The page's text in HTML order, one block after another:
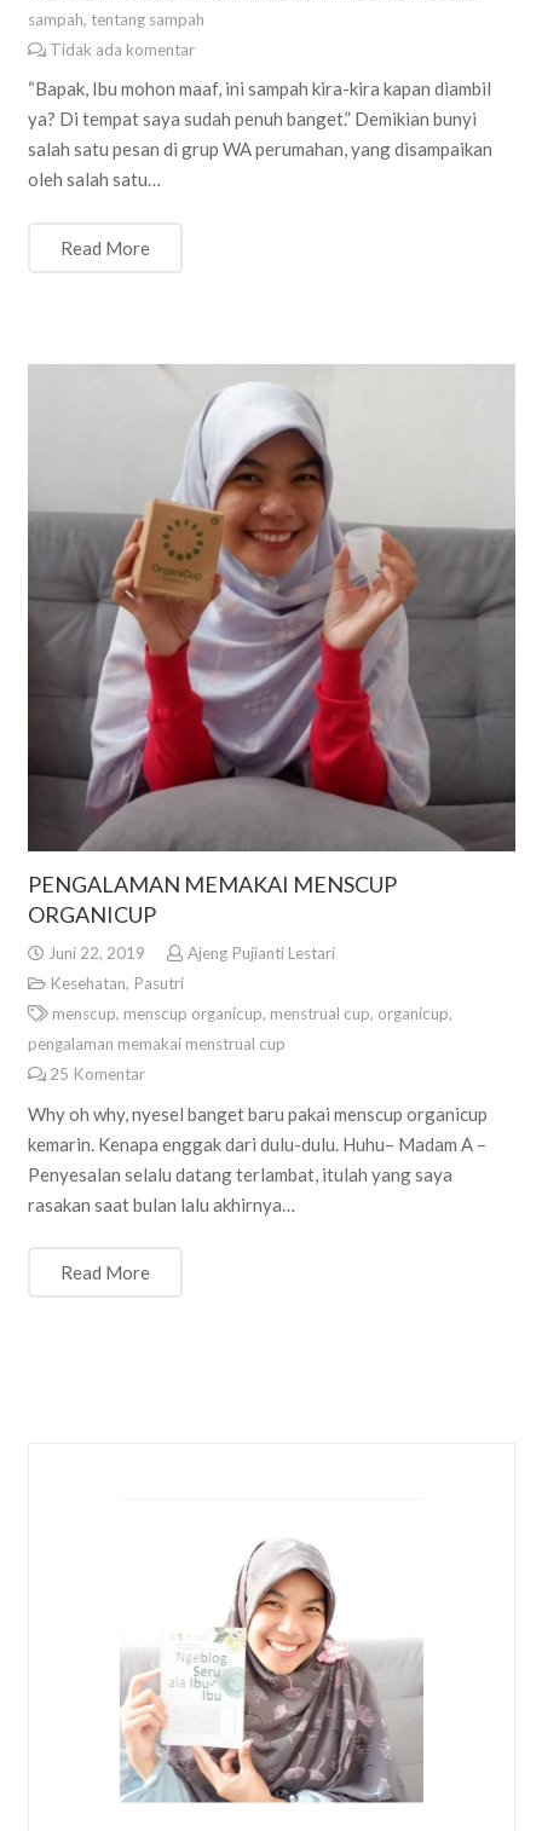
sampah, tentang sampah
Tidak ada komentar
“Bapak, Ibu mohon maaf, ini sampah kira-kira kapan diambil
ya? Di tempat saya sudah penuh banget.” Demikian bunyi
salah satu pesan di grup WA perumahan, yang disampaikan
oleh salah satu…
Read More
PENGALAMAN MEMAKAI MENSCUP
ORGANICUP
Juni 22, 2019
Ajeng Pujianti Lestari
Kesehatan, Pasutri
menscup, menscup organicup, menstrual cup, organicup,
pengalaman memakai menstrual cup
25 Komentar
Why oh why, nyesel banget baru pakai menscup organicup
kemarin. Kenapa enggak dari dulu-dulu. Huhu– Madam A –
Penyesalan selalu datang terlambat, itulah yang saya
rasakan saat bulan lalu akhirnya…
Read More